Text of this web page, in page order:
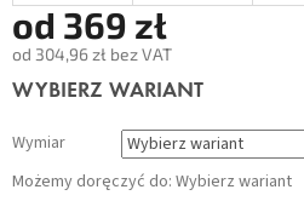
od 369 zł
od 304,96 zł bez VAT
Cena
WYBIERZ WARIANT
Wymiar
Możemy doręczyć do: Wybierz wariant